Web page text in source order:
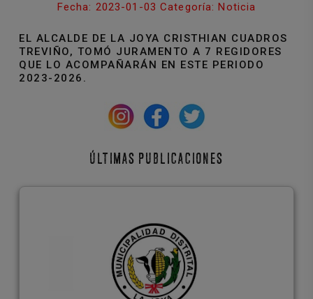
Fecha: 2023-01-03 Categoría: Noticia
EL ALCALDE DE LA JOYA CRISTHIAN CUADROS
TREVIÑO, TOMÓ JURAMENTO A 7 REGIDORES
QUE LO ACOMPAÑARÁN EN ESTE PERIODO
2023-2026.
ÚLTIMAS PUBLICACIONES